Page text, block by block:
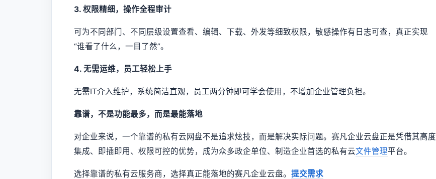
3. 权限精细，操作全程审计
可为不同部门、不同层级设置查看、编辑、下载、外发等细致权限，敏感操作有日志可查，真正实现
“谁看了什么，一目了然”。
4. 无需运维，员工轻松上手
无需IT介入维护，系统简洁直观，员工两分钟即可学会使用，不增加企业管理负担。
靠谱，不是功能最多，而是最能落地
对企业来说，一个靠谱的私有云网盘不是追求炫技，而是解决实际问题。赛凡企业云盘正是凭借其高度
集成、即插即用、权限可控的优势，成为众多政企单位、制造企业首选的私有云文件管理平台。
选择靠谱的私有云服务商，选择真正能落地的赛凡企业云盘。 提交需求